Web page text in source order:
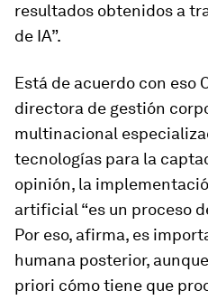
resultados obtenidos a
de IA”.
Está de acuerdo con eso
directora de gestión
multinacional
tecnologías para la
opinión, la
artificial “es un proceso
Por eso, afirma, es
humana posterior,
priori cómo tiene que